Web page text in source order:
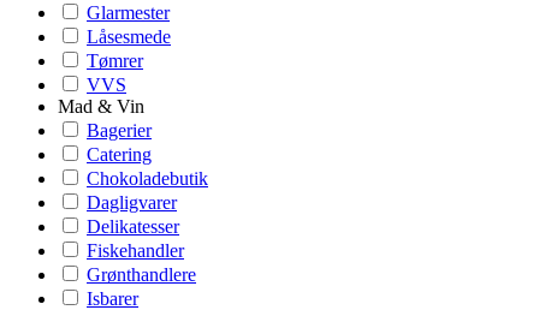
Glarmester
Låsesmede
Tømrer
VVS
Mad & Vin
Bagerier
Catering
Chokoladebutik
Dagligvarer
Delikatesser
Fiskehandler
Grønthandlere
Isbarer